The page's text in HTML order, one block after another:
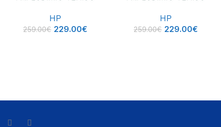
HP
259.00€ 229.00€
HP
259.00€ 229.00€